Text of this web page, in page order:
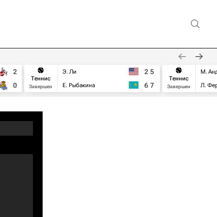
2
0
Теннис
Завершен
Э. Ли
Е. Рыбакина
2 5
6 7
Теннис
Завершен
М.
Л.